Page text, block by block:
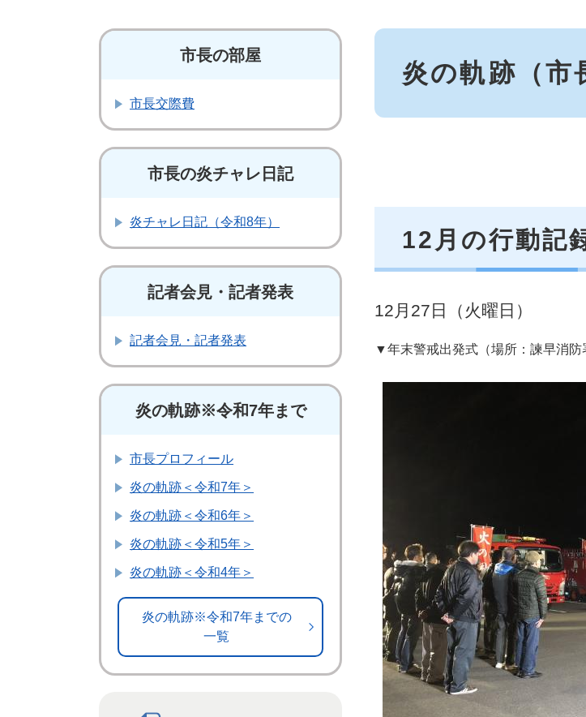
本
炎の軌跡（市
12月の行動記
12月27日（火曜日）
▼年末警戒出発式​（場所：諫早消防
市長の部屋
市長交際費
市長の炎チャレ日記
炎チャレ日記（令和8年）
記者会見・記者発表
記者会見・記者発表
炎の軌跡※令和7年まで
市長プロフィール
炎の軌跡＜令和7年＞
炎の軌跡＜令和6年＞
炎の軌跡＜令和5年＞
炎の軌跡＜令和4年＞
炎の軌跡※令和7年までの
一覧